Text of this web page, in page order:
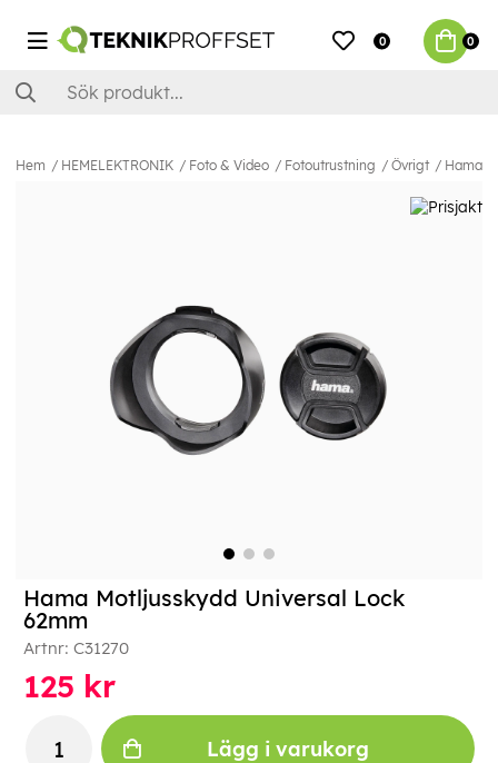
0 0
Hem HEMELEKTRONIK Foto & Video Fotoutrustning Övrigt Hama
Hama Motljusskydd Universal Lock
62mm
Artnr: C31270
125 kr
Lägg i varukorg